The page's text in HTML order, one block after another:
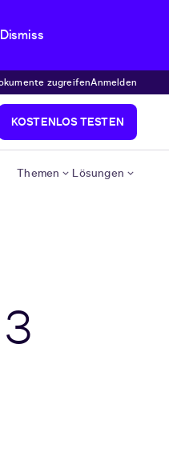
Dismiss
zugreifenAnmelden
KOSTENLOS TESTEN
Themen Lösungen